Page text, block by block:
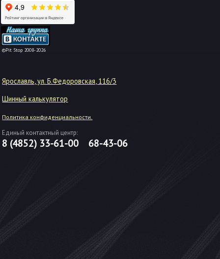
©Pit Stop 2008-2026
-->
Ярославль, ул. Б.Федоровская, 116/3
Шинный калькулятор
Политика конфиденциальности.
Единый контактный центр:
8 (4852) 33-61-00 68-43-06